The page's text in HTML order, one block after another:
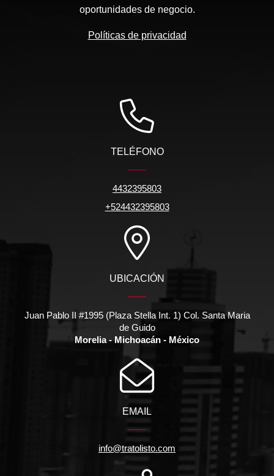
oportunidades de negocio.
Políticas de privacidad
TELÉFONO
4432395803
+524432395803
UBICACIÓN
Juan Pablo II #1995 (Plaza Stella Int. 1) Col. Santa Maria
de Guido
Morelia - Michoacán - México
EMAIL
info@tratolisto.com